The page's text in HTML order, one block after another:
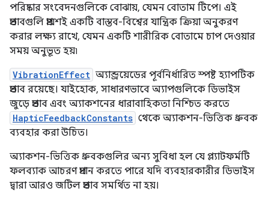
পরিষ্কার সংবেদনগুলিকে বোঝায়, যেমন বোতাম টিপে। এই
প্রভাবগুলি প্রায়শই একটি বাস্তব-বিশ্বের যান্ত্রিক ক্রিয়া অনুকরণ
করার লক্ষ্য রাখে, যেমন একটি শারীরিক বোতামে চাপ দেওয়ার
সময় অনুভূত হয়৷
VibrationEffect অ্যান্ড্রয়েডের পূর্বনির্ধারিত স্পষ্ট হ্যাপটিক
প্রভাব রয়েছে। যাইহোক, সাধারণভাবে অ্যাপগুলিকে ডিভাইস
জুড়ে প্রভাব এবং অ্যাকশনের ধারাবাহিকতা নিশ্চিত করতে
HapticFeedbackConstants থেকে অ্যাকশন-ভিত্তিক ধ্রুবক
ব্যবহার করা উচিত।
অ্যাকশন-ভিত্তিক ধ্রুবকগুলির অন্য সুবিধা হল যে প্ল্যাটফর্মটি
ফলব্যাক আচরণ প্রদান করতে পারে যদি ব্যবহারকারীর ডিভাইস
দ্বারা আরও জটিল প্রভাব সমর্থিত না হয়।